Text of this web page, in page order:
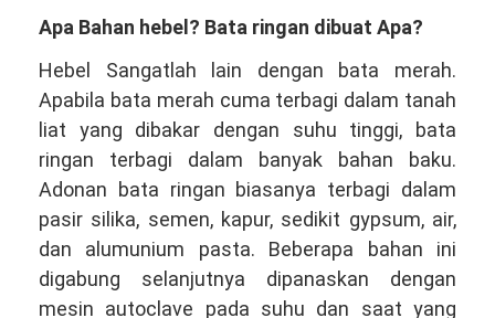
Apa Bahan hebel? Bata ringan dibuat Apa?
Hebel Sangatlah lain dengan bata merah.
Apabila bata merah cuma terbagi dalam tanah
liat yang dibakar dengan suhu tinggi, bata
ringan terbagi dalam banyak bahan baku.
Adonan bata ringan biasanya terbagi dalam
pasir silika, semen, kapur, sedikit gypsum, air,
dan alumunium pasta. Beberapa bahan ini
digabung selanjutnya dipanaskan dengan
mesin autoclave pada suhu dan saat yang